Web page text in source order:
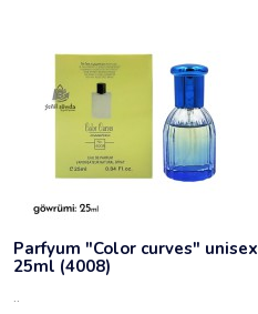
Parfyum "Color curves" unisex
25ml (4008)
..